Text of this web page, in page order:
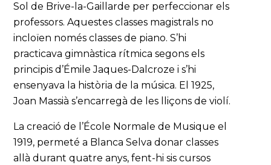
Sol de Brive-la-Gaillarde per perfeccionar els
professors. Aquestes classes magistrals no
incloïen només classes de piano. S’hi
practicava gimnàstica rítmica segons els
principis d’Émile Jaques-Dalcroze i s’hi
ensenyava la història de la música. El 1925,
Joan Massià s’encarregà de les lliçons de violí.
La creació de l’École Normale de Musique el
1919, permeté a Blanca Selva donar classes
allà durant quatre anys, fent-hi sis cursos